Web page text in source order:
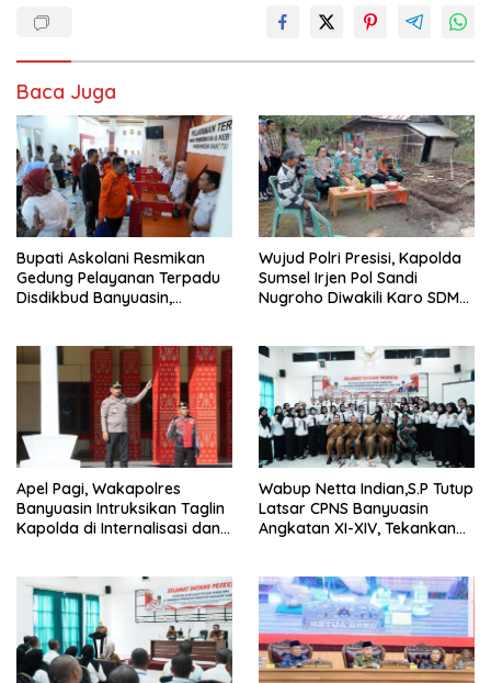
Baca Juga
Bupati Askolani Resmikan
Gedung Pelayanan Terpadu
Disdikbud Banyuasin,
Wujud Polri Presisi, Kapolda
Sumsel Irjen Pol Sandi
Nugroho Diwakili Karo SDM
Huni
Apel Pagi, Wakapolres
Banyuasin Intruksikan Taglin
Kapolda di Internalisasi dan
Wabup Netta Indian,S.P Tutup
Latsar CPNS Banyuasin
Angkatan XI-XIV, Tekankan
Prima